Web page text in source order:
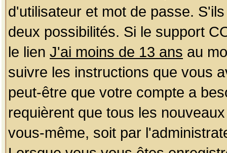
d'utilisateur et mot de passe.
deux possibilités. Si le support
le lien J'ai moins de 13 ans au
suivre les instructions que vous
peut-être que votre compte a
requièrent que tous les
vous-même, soit par